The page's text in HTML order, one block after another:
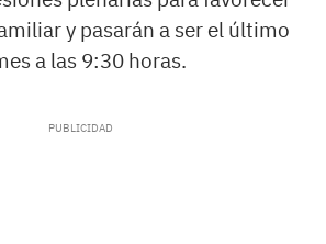
y pasarán a ser el último
a las 9:30 horas.